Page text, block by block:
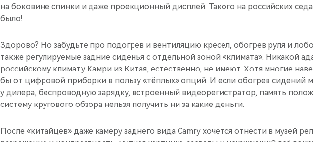
на боковине спинки и даже проекционный дисплей. Такого на российских
было!
Здорово? Но забудьте про подогрев и вентиляцию кресел, обогрев руля и
также регулируемые задние сиденья с отдельной зоной «климата». Никакой
российскому климату Камри из Китая, естественно, не имеют. Хотя многие
бы от цифровой приборки в пользу «тёплых» опций. И если обогрев сидений
у дилера, беспроводную зарядку, встроенный видеорегистратор, память
систему кругового обзора нельзя получить ни за какие деньги.
После «китайцев» даже камеру заднего вида Camry хочется отнести в музей